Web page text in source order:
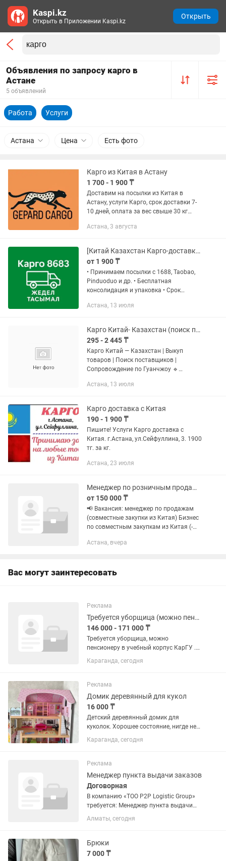
Объявления по запросу карго в
Астане
5 объявлений
Работа Услуги
Астана Цена Есть фото
Карго из Китая в Астану
1 700 - 1 900 ₸
Доставим на посылки из Китая в
Астану, услуги Карго, срок доставки 7-
10 дней, оплата за вес свыше 30 кг
выдача по адресу город Астана, ул.
Астана, 3 августа
[Китай Казахстан Карго-доставка] Надежно. Быстро
от 1 900 ₸
• Принимаем посылки с 1688, Taobao,
Pinduoduo и др. • Бесплатная
консолидация и упаковка • Срок
Поддержка на всех этапах
Астана, 13 июля
Карго Китай- Казахстан (поиск поставщиков, сопровождение по Гуанчжоу )
295 - 2 445 ₸
Карго Китай — Казахстан | Выкуп
товаров | Поиск поставщиков |
Сопровождение по Гуанчжоу 🔹
🔹 Выкуп товаров с 1688, Taobao,
Астана, 13 июля
Карго доставка с Китая
190 - 1 900 ₸
Пишите! Услуги Карго доставка с
Китая. г.Астана, ул.Сейфуллина, 3. 1900
тг. за кг.
Астана, 23 июля
Менеджер по розничным продажам
от 150 000 ₸
📢 Вакансия: менеджер по продажам
(совместные закупки из Китая) Бизнес
по совместным закупкам из Китая (-
менеджера по продажам. Требования:
Астана, вчера
Вас могут заинтересовать
Реклама
Требуется уборщица (можно пенсионеру)
146 000 - 171 000 ₸
Требуется уборщица, можно
пенсионеру в учебный корпус КарГУ .
График работы с 9:00 до 18:00 5/2 обед
с 13:00 до 14:00. Зарплата 171.000 на
Караганда, сегодня
Реклама
Домик деревянный для кукол
16 000 ₸
Детский деревянный домик для
куколок. Хорошее состояние, нигде не
сломан. Полностью из дерева.
Отличный вариант на подарок. Дочка
магазине он сейчас стоит...
Караганда, сегодня
Реклама
Менеджер пункта выдачи заказов
Договорная
В компанию «ТОО P2P Logistic Group»
требуется: Менеджер пункта выдачи
заказов ПАРЕНЬ (20-30л) 250 000-300
Контроль приема,...
Алматы, сегодня
Брюки
7 000 ₸
Kaspi.kz
Открыть в Приложении Kaspi.kz
Открыть